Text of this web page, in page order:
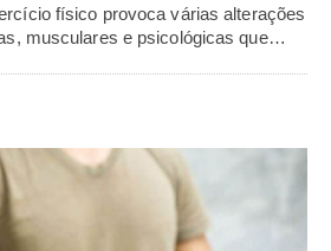
físico provoca várias alterações
musculares e psicológicas que…